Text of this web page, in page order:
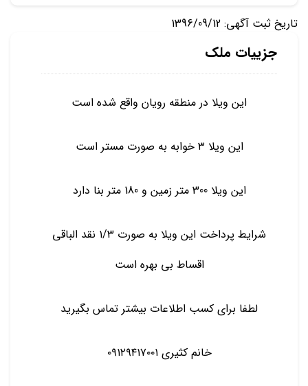
تاریخ ثبت آگهی: 1396/09/12
جزییات ملک
این ویلا در منطقه رویان واقع شده است
این ویلا ۳ خوابه به صورت مستر است
این ویلا 300 متر زمین و 180 متر بنا دارد
شرایط پرداخت این ویلا به صورت ۱/۳ نقد الباقی
اقساط بی بهره است
لطفا برای کسب اطلاعات بیشتر تماس بگیرید
خانم کثیری ۰۹۱۲۹۴۱۷۰۰۱